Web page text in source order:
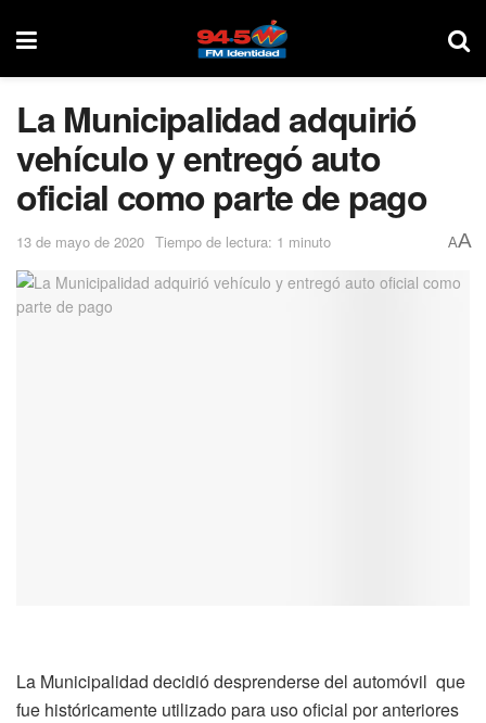
La Municipalidad adquirió
vehículo y entregó auto
oficial como parte de pago
13 de mayo de 2020 Tiempo de lectura: 1 minuto AA
La Municipalidad decidió desprenderse del automóvil que
fue históricamente utilizado para uso oficial por anteriores